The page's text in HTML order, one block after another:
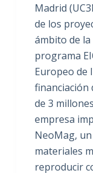
Madrid
de los
ámbito de
programa
Europeo de
financiación
de 3
empresa
NeoMag,
materiales
reproducir